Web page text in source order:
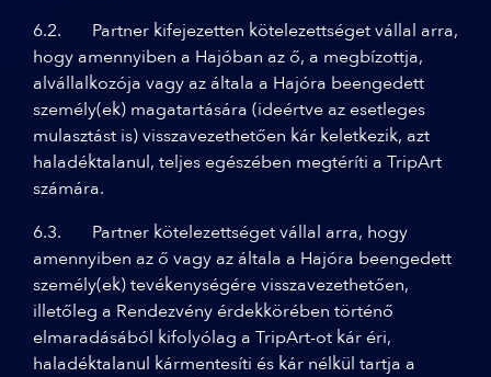
6.2. Partner kifejezetten kötelezettséget vállal arra,
hogy amennyiben a Hajóban az ő, a megbízottja,
alvállalkozója vagy az általa a Hajóra beengedett
személy(ek) magatartására (ideértve az esetleges
mulasztást is) visszavezethetően kár keletkezik, azt
haladéktalanul, teljes egészében megtéríti a TripArt
számára.
6.3. Partner kötelezettséget vállal arra, hogy
amennyiben az ő vagy az általa a Hajóra beengedett
személy(ek) tevékenységére visszavezethetően,
illetőleg a Rendezvény érdekkörében történő
elmaradásából kifolyólag a TripArt-ot kár éri,
haladéktalanul kármentesíti és kár nélkül tartja a